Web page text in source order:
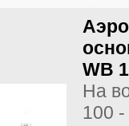
WB
На
100